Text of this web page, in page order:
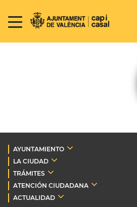
AYUNTAMIENTO
LA CIUDAD
TRÁMITES
ATENCIÓN CIUDADANA
ACTUALIDAD